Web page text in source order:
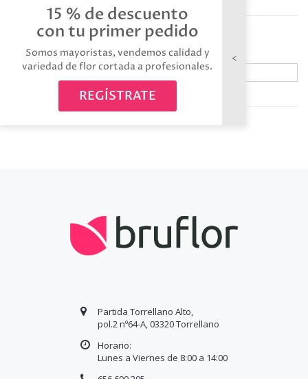
15 % de descuento
con tu primer pedido
Somos mayoristas, vendemos calidad y
variedad de flor cortada a profesionales.
REGÍSTRATE
Descripción
Avísame cuando esté disponible
Partida Torrellano Alto,
pol.2 nº64-A, 03320 Torrellano
Horario:
Lunes a Viernes de 8:00 a 14:00